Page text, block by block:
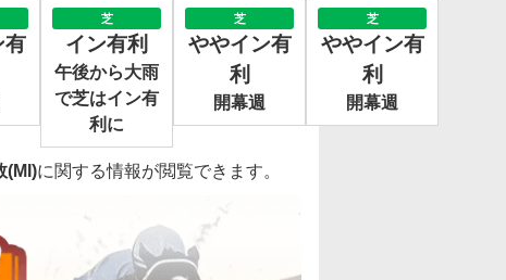
有
芝
イン有利
午後から大雨
で芝はイン有
利に
芝
ややイン有
利
開幕週
芝
ややイン有
利
開幕週
(MI)に関する情報が閲覧できます。